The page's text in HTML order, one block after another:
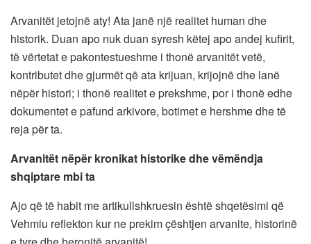
Arvanitët jetojnë aty! Ata janë një realitet human dhe
historik. Duan apo nuk duan syresh këtej apo andej kufirit,
të vërtetat e pakontestueshme i thonë arvanitët vetë,
kontributet dhe gjurmët që ata krijuan, krijojnë dhe lanë
nëpër histori; i thonë realitet e prekshme, por i thonë edhe
dokumentet e pafund arkivore, botimet e hershme dhe të
reja për ta.
Arvanitët nëpër kronikat historike dhe vëmëndja
shqiptare mbi ta
Ajo që të habit me artikullshkruesin është shqetësimi që
Vehmiu reflekton kur ne prekim çështjen arvanite, historinë